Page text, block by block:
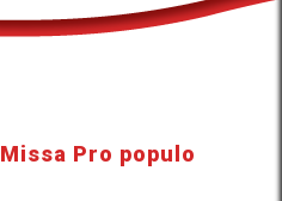
Missa Pro populo